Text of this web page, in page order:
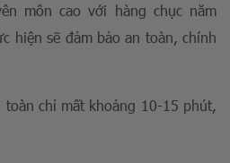
môn cao với hàng chục năm
hiện sẽ đảm bảo an toàn, chính
chỉ mất khoảng 10-15 phút,